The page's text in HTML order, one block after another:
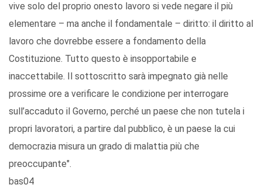
vive solo del proprio onesto lavoro si vede negare il più
elementare – ma anche il fondamentale – diritto: il diritto al
lavoro che dovrebbe essere a fondamento della
Costituzione. Tutto questo è insopportabile e
inaccettabile. Il sottoscritto sarà impegnato già nelle
prossime ore a verificare le condizione per interrogare
sull’accaduto il Governo, perché un paese che non tutela i
propri lavoratori, a partire dal pubblico, è un paese la cui
democrazia misura un grado di malattia più che
preoccupante".
bas04